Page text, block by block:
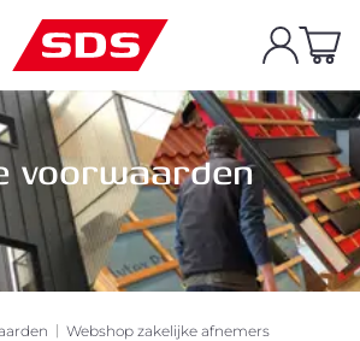
voorwaarden
| Webshop zakelijke afnemers